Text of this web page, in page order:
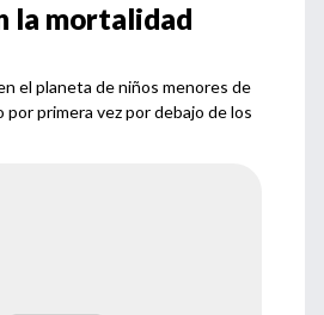
la mortalidad
el planeta de niños menores de
por primera vez por debajo de los